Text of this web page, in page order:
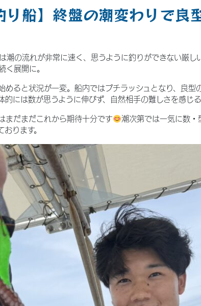
船】終盤の潮変わりで良
潮の流れが非常に速く、思うように釣りができない厳
く展開に。
めると状況が一変。船内ではプチラッシュとなり、良
的には数が思うように伸びず、自然相手の難しさを感じ
まだまだこれから期待十分です
潮次第では一気に数・
ります。